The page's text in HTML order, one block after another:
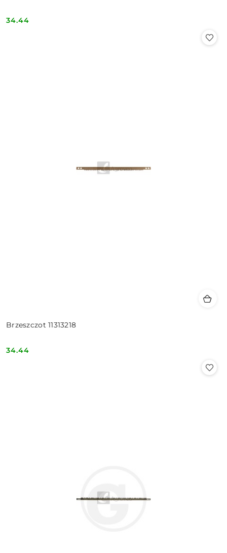
Cena:
34.44
Brzeszczot 11313218
Cena:
34.44